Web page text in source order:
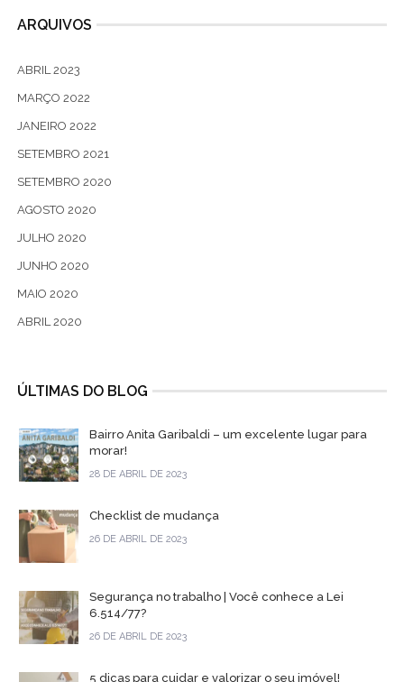
ARQUIVOS
ABRIL 2023
MARÇO 2022
JANEIRO 2022
SETEMBRO 2021
SETEMBRO 2020
AGOSTO 2020
JULHO 2020
JUNHO 2020
MAIO 2020
ABRIL 2020
ÚLTIMAS DO BLOG
Bairro Anita Garibaldi – um excelente lugar para
morar!
28 DE ABRIL DE 2023
Checklist de mudança
26 DE ABRIL DE 2023
Segurança no trabalho | Você conhece a Lei
6.514/77?
26 DE ABRIL DE 2023
5 dicas para cuidar e valorizar o seu imóvel!